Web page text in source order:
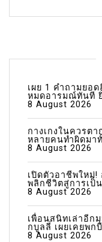
เผย 1 คำถามยอ
หมดอารมณ์ทันที
8 August 2026
กางเกงในควรต
หลายคนทำผิดมา
8 August 2026
เปิดตัวอาชีพใหม่
พลิกชีวิตสู่การเป็
8 August 2026
เพื่อนสนิทเล่าอีก
กบูลลี่ เผยเคยพ
8 August 2026